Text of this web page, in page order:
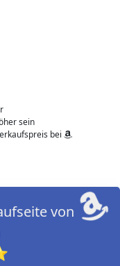
sein
bei
von